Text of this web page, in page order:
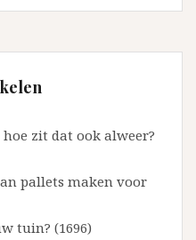
zit dat ook alweer?
pallets maken voor
tuin? (1696)